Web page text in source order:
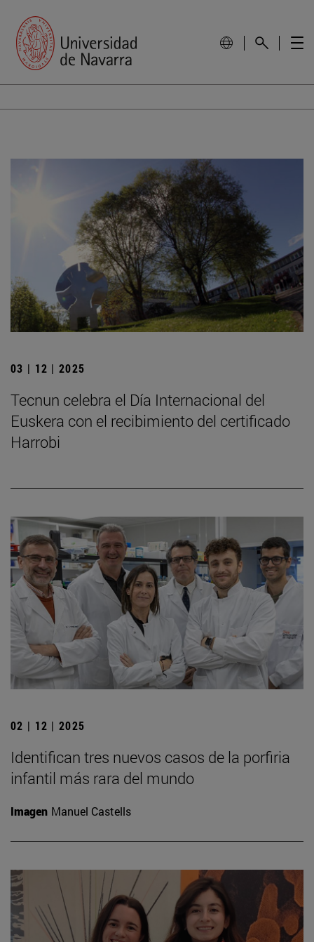
03 | 12 | 2025
Tecnun celebra el Día Internacional del
Euskera con el recibimiento del certificado
Harrobi
02 | 12 | 2025
Identifican tres nuevos casos de la porfiria
infantil más rara del mundo
Imagen Manuel Castells